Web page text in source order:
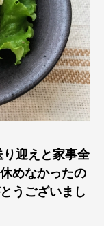
迎えと家事全
めなかったの
うございまし